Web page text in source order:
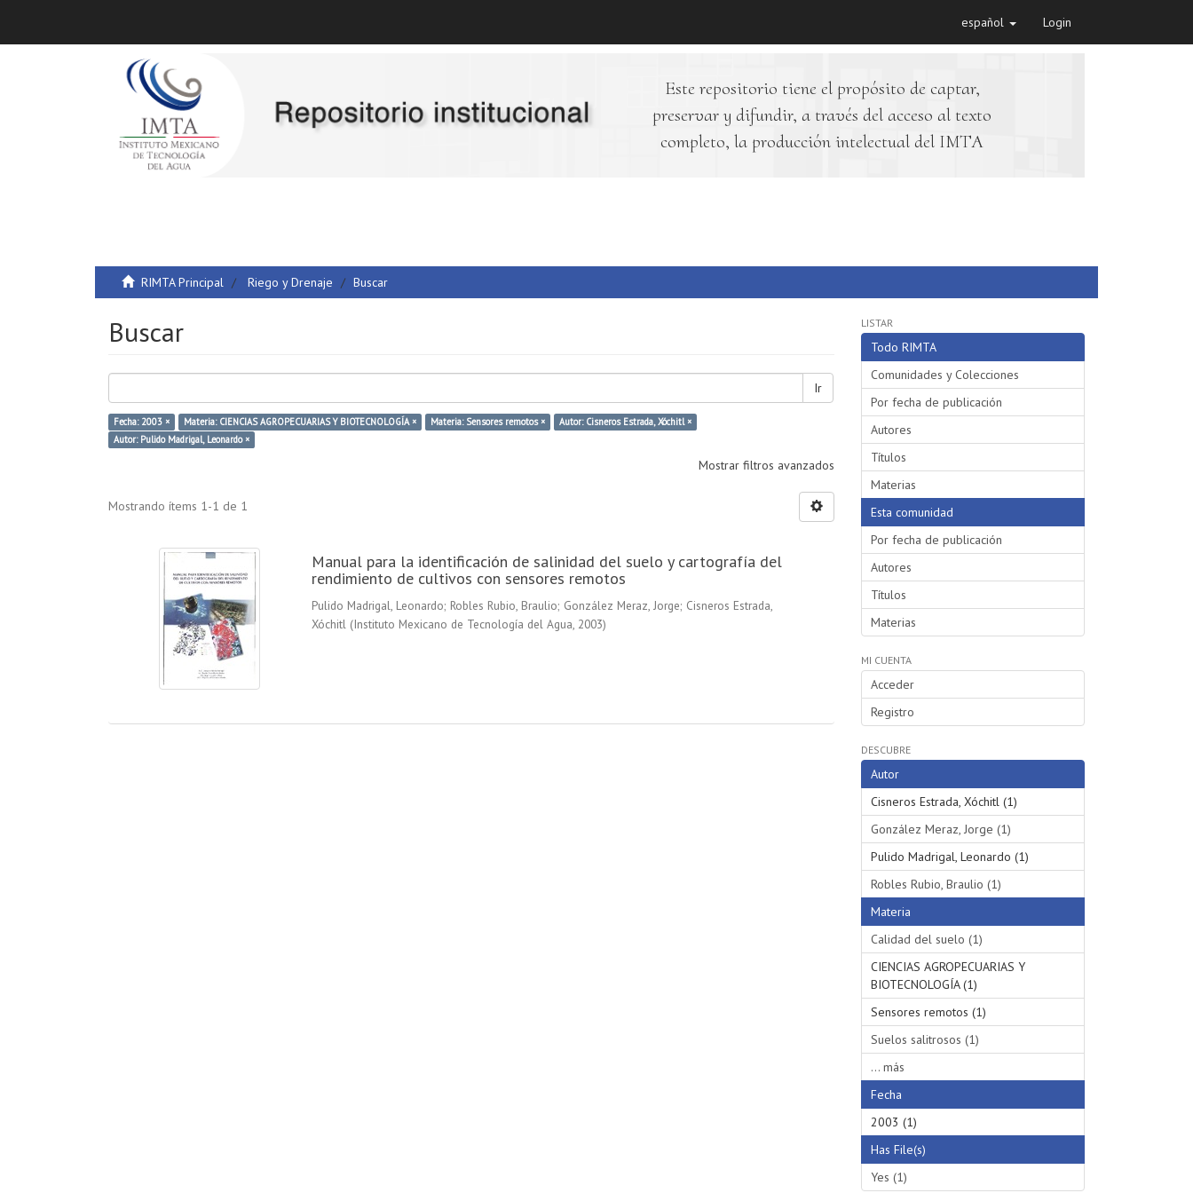
español Login
Este repositorio tiene el propósito de captar,
preservar y difundir, a través del acceso al texto
completo, la producción intelectual del IMTA
RIMTA Principal Riego y Drenaje Buscar
Buscar
Ir
Fecha: 2003 × Materia: CIENCIAS AGROPECUARIAS Y BIOTECNOLOGÍA × Materia: Sensores remotos ×
Autor: Cisneros Estrada, Xóchitl ×
Autor: Pulido Madrigal, Leonardo ×
Mostrar filtros avanzados
Mostrando ítems 1-1 de 1
Manual para la identificación de salinidad del suelo y cartografía del
rendimiento de cultivos con sensores remotos
Pulido Madrigal, Leonardo; Robles Rubio, Braulio; González Meraz, Jorge; Cisneros Estrada,
Xóchitl (Instituto Mexicano de Tecnología del Agua, 2003)
LISTAR
Todo RIMTA
Comunidades y Colecciones
Por fecha de publicación
Autores
Títulos
Materias
Esta comunidad
Por fecha de publicación
Autores
Títulos
Materias
MI CUENTA
Acceder
Registro
DESCUBRE
Autor
Cisneros Estrada, Xóchitl (1)
González Meraz, Jorge (1)
Pulido Madrigal, Leonardo (1)
Robles Rubio, Braulio (1)
Materia
Calidad del suelo (1)
CIENCIAS AGROPECUARIAS Y
BIOTECNOLOGÍA (1)
Sensores remotos (1)
Suelos salitrosos (1)
... más
Fecha
2003 (1)
Has File(s)
Yes (1)